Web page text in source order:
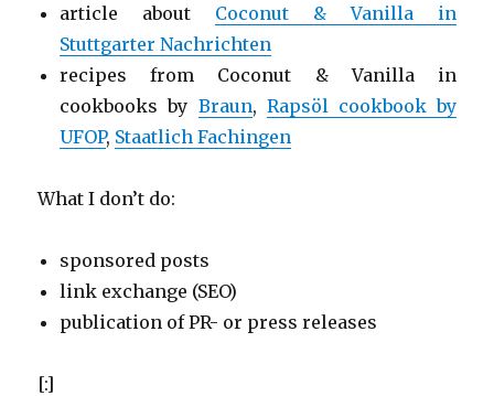
article about Coconut & Vanilla in
Stuttgarter Nachrichten
recipes from Coconut & Vanilla in
cookbooks by Braun, Rapsöl cookbook by
UFOP, Staatlich Fachingen
What I don’t do:
sponsored posts
link exchange (SEO)
publication of PR- or press releases
[:]